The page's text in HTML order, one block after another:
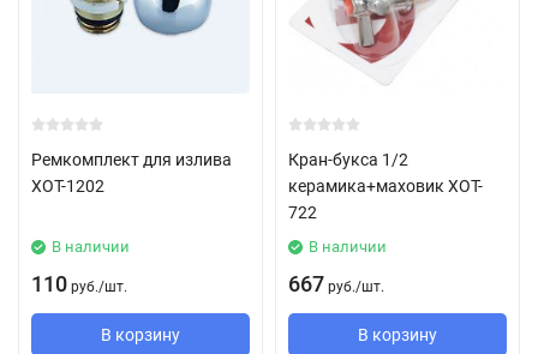
Ремкомплект для излива
XOT-1202
В наличии
110 руб./шт.
В корзину
Кран-букса 1/2
керамика+маховик XOT-
722
В наличии
667 руб./шт.
В корзину